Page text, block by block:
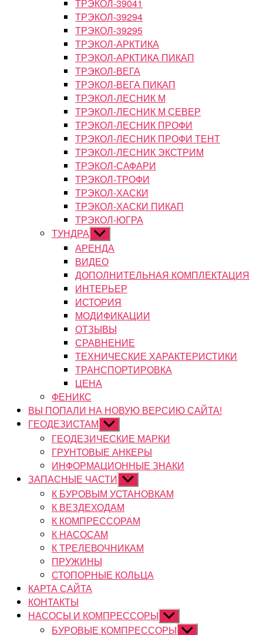
ТРЭКОЛ-39041
ТРЭКОЛ-39294
ТРЭКОЛ-39295
ТРЭКОЛ-АРКТИКА
ТРЭКОЛ-АРКТИКА ПИКАП
ТРЭКОЛ-ВЕГА
ТРЭКОЛ-ВЕГА ПИКАП
ТРЭКОЛ-ЛЕСНИК М
ТРЭКОЛ-ЛЕСНИК М СЕВЕР
ТРЭКОЛ-ЛЕСНИК ПРОФИ
ТРЭКОЛ-ЛЕСНИК ПРОФИ ТЕНТ
ТРЭКОЛ-ЛЕСНИК ЭКСТРИМ
ТРЭКОЛ-САФАРИ
ТРЭКОЛ-ТРОФИ
ТРЭКОЛ-ХАСКИ
ТРЭКОЛ-ХАСКИ ПИКАП
ТРЭКОЛ-ЮГРА
ТУНДРА Показывать
подменю
АРЕНДА
ВИДЕО
ДОПОЛНИТЕЛЬНАЯ КОМПЛЕКТАЦИЯ
ИНТЕРЬЕР
ИСТОРИЯ
МОДИФИКАЦИИ
ОТЗЫВЫ
СРАВНЕНИЕ
ТЕХНИЧЕСКИЕ ХАРАКТЕРИСТИКИ
ТРАНСПОРТИРОВКА
ЦЕНА
ФЕНИКС
ВЫ ПОПАЛИ НА НОВУЮ ВЕРСИЮ САЙТА!
ГЕОДЕЗИСТАМ Показывать
подменю
ГЕОДЕЗИЧЕСКИЕ МАРКИ
ГРУНТОВЫЕ АНКЕРЫ
ИНФОРМАЦИОННЫЕ ЗНАКИ
ЗАПАСНЫЕ ЧАСТИ Показывать
подменю
К БУРОВЫМ УСТАНОВКАМ
К ВЕЗДЕХОДАМ
К КОМПРЕССОРАМ
К НАСОСАМ
К ТРЕЛЕВОЧНИКАМ
ПРУЖИНЫ
СТОПОРНЫЕ КОЛЬЦА
КАРТА САЙТА
КОНТАКТЫ
НАСОСЫ И КОМПРЕССОРЫ Показывать
подменю
БУРОВЫЕ КОМПРЕССОРЫ Показывать